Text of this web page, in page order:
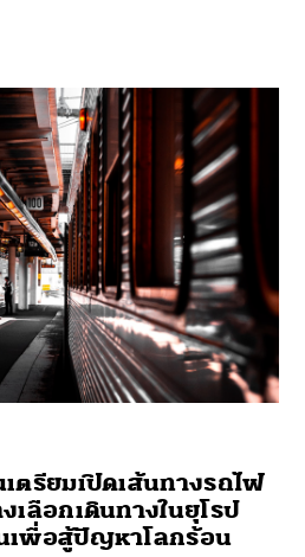
ตรียมเปิดเส้นทางรถไฟ
เลือกเดินทางในยุโรป
เพื่อสู้ปัญหาโลกร้อน
ค้นหา